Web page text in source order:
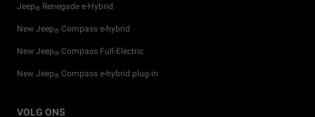
Jeep® Renegade e-Hybrid
New Jeep® Compass e-hybrid
New Jeep® Compass Full-Electric
New Jeep® Compass e-hybrid plug-in
Aanbiedingen voor particulieren
Financiële services
Trail Rated ®
Originele accessoires
News
VOLG ONS